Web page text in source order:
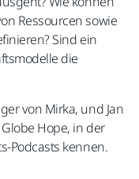
Ressourcen sowie
Sind ein
die
von Mirka, und Jan
Hope, in der
Podcasts kennen.